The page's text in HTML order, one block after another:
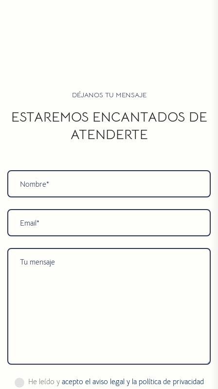
DÉJANOS TU MENSAJE
ESTAREMOS ENCANTADOS DE
ATENDERTE
He leído y acepto el aviso legal y la política de privacidad